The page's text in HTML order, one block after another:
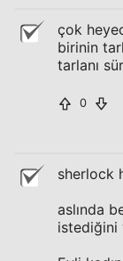
çok
birinin
tarlanı
0
sherlock
aslında
istediğini